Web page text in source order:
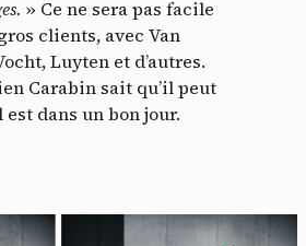
» Ce ne sera pas facile
clients, avec Van
Luyten et d’autres.
Carabin sait qu’il peut
est dans un bon jour.